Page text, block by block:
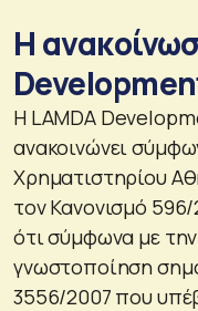
Η
Η LAMDA
ανακοινώνει
Χρηματιστηρίου
τον Κανονισμό
ότι σύμφωνα με
γνωστοποίηση
3556/2007 που